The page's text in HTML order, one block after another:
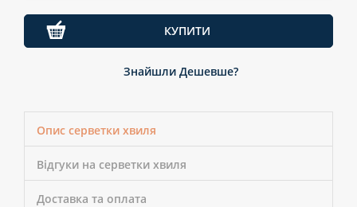
КУПИТИ
Знайшли Дешевше?
Опис серветки хвиля
Відгуки на серветки хвиля
Доставка та оплата